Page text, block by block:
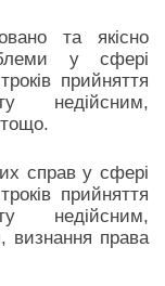
та якісно
у сфері
прийняття
недійсним,
справ у сфері
прийняття
недійсним,
визнання права